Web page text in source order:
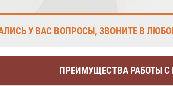
У ВАС ВОПРОСЫ, ЗВОНИТЕ В
ПРЕИМУЩЕСТВА РАБОТЫ